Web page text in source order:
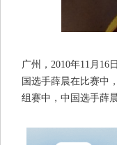
广州，2010年11月
国选手薛晨在比赛中
组赛中，中国选手薛